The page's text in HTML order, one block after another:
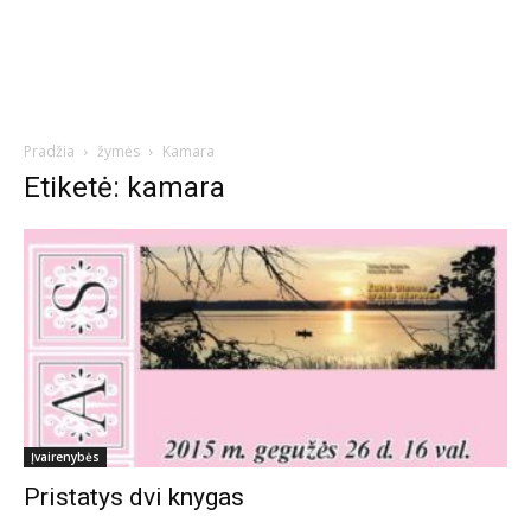
Pradžia žymės Kamara
Etiketė: kamara
Įvairenybės
Pristatys dvi knygas